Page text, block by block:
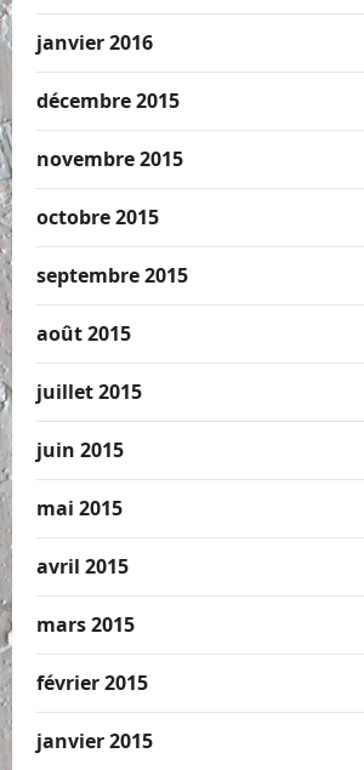
janvier 2016
décembre 2015
novembre 2015
octobre 2015
septembre 2015
août 2015
juillet 2015
juin 2015
mai 2015
avril 2015
mars 2015
février 2015
janvier 2015